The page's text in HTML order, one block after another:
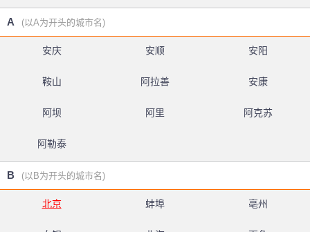
A (以A为开头的城市名)
安庆 安顺 安阳
鞍山 阿拉善 安康
阿坝 阿里 阿克苏
阿勒泰
B (以B为开头的城市名)
北京 蚌埠 亳州